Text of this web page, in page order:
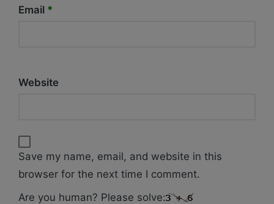
Email *
Website
Save my name, email, and website in this
browser for the next time I comment.
Are you human? Please solve: